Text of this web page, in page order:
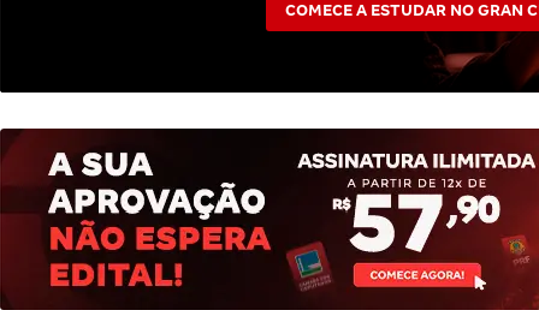
COMECE A ESTUDAR NO GRAN